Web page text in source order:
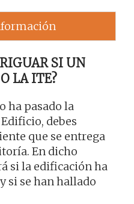
SI UN
LA ITE?
ha pasado la
debes
que se entrega
En dicho
si la edificación ha
si se han hallado